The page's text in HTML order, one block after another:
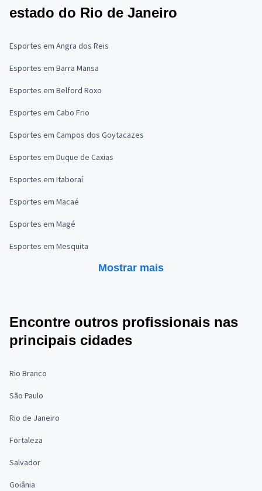
estado do Rio de Janeiro
Esportes em Angra dos Reis
Esportes em Barra Mansa
Esportes em Belford Roxo
Esportes em Cabo Frio
Esportes em Campos dos Goytacazes
Esportes em Duque de Caxias
Esportes em Itaboraí
Esportes em Macaé
Esportes em Magé
Esportes em Mesquita
Mostrar mais
Encontre outros profissionais nas
principais cidades
Rio Branco
São Paulo
Rio de Janeiro
Fortaleza
Salvador
Goiânia